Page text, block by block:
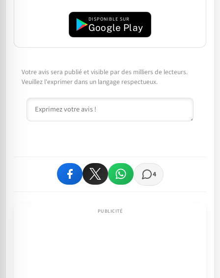
DISPONIBLE SUR
Google Play
Votre avis sera publié et visible par des milliers de lecteurs.
Veuillez l'exprimer dans un langage respectueux.
Commentaire
4